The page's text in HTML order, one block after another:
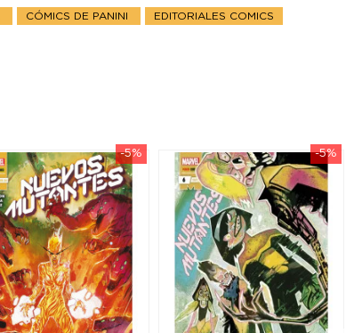
CÓMICS DE PANINI EDITORIALES COMICS
-5% -5%